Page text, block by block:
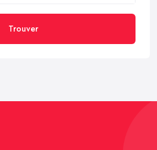
Trouver